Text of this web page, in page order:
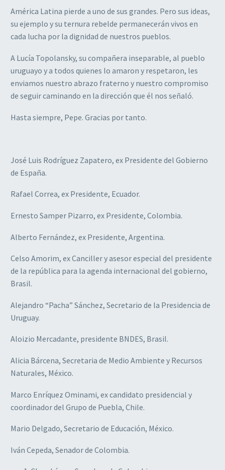
América Latina pierde a uno de sus grandes. Pero sus ideas,
su ejemplo y su ternura rebelde permanecerán vivos en
cada lucha por la dignidad de nuestros pueblos.
A Lucía Topolansky, su compañera inseparable, al pueblo
uruguayo y a todos quienes lo amaron y respetaron, les
enviamos nuestro abrazo fraterno y nuestro compromiso
de seguir caminando en la dirección que él nos señaló.
Hasta siempre, Pepe. Gracias por tanto.
José Luis Rodríguez Zapatero, ex Presidente del Gobierno
de España.
Rafael Correa, ex Presidente, Ecuador.
Ernesto Samper Pizarro, ex Presidente, Colombia.
Alberto Fernández, ex Presidente, Argentina.
Celso Amorim, ex Canciller y asesor especial del presidente
de la república para la agenda internacional del gobierno,
Brasil.
Alejandro “Pacha” Sánchez, Secretario de la Presidencia de
Uruguay.
Aloizio Mercadante, presidente BNDES, Brasil.
Alicia Bárcena, Secretaria de Medio Ambiente y Recursos
Naturales, México.
Marco Enríquez Ominami, ex candidato presidencial y
coordinador del Grupo de Puebla, Chile.
Mario Delgado, Secretario de Educación, México.
Iván Cepeda, Senador de Colombia.